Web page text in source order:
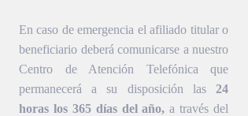
En caso de emergencia el afiliado titular o
beneficiario deberá comunicarse a nuestro
Centro de Atención Telefónica que
permanecerá a su disposición las 24
horas los 365 días del año, a través del